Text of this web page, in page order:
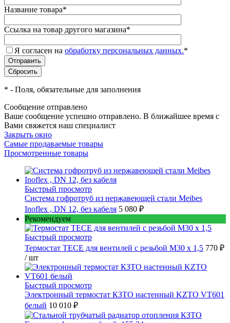
Название товара*
Ссылка на товар другого магазина*
Я согласен на обработку персональных данных.*
* - Поля, обязательные для заполнения
Сообщение отправлено
Ваше сообщение успешно отправлено. В ближайшее время с
Вами свяжется наш специалист
Закрыть окно
Самые продаваемые товары
Просмотренные товары
Быстрый просмотр
Cистема гофротруб из нержавеющей стали Meibes
Inoflex , DN 12, без кабеля 5 080 ₽
Рекомендуем
Быстрый просмотр
Термостат TECE для вентилей с резьбой М30 х 1,5 770 ₽
/ шт
Быстрый просмотр
Электронный термостат КЗТО настенный KZTO VT601
белый 10 010 ₽